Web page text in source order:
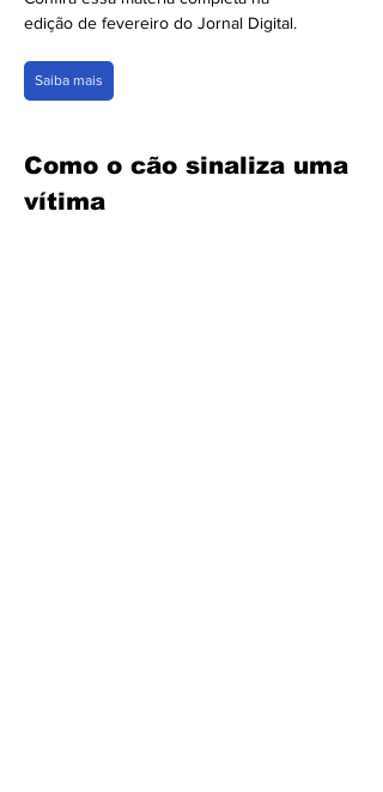
edição de fevereiro do Jornal Digital.
Saiba mais
Como o cão sinaliza uma
vítima